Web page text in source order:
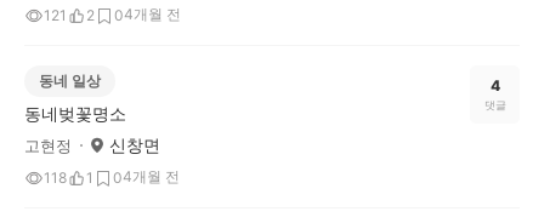
121 2 04개월 전
동네 일상
동네벚꽃명소
고현정 신창면
118 1 04개월 전
4
댓글